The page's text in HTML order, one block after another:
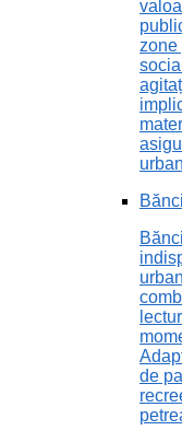
zone
de